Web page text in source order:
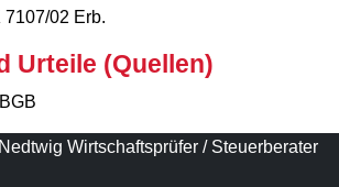
02 Erb.
Urteile (Quellen)
Wirtschaftsprüfer / Steuerberater